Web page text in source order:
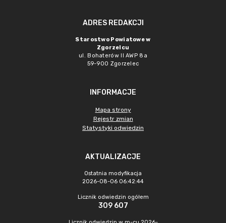
ADRES REDAKCJI
Starostwo Powiatowe w
Zgorzelcu
ul. Bohaterów II AWP 8a
59-900 Zgorzelec
INFORMACJE
Mapa strony
Rejestr zmian
Statystyki odwiedzin
AKTUALIZACJE
Ostatnia modyfikacja
2026-08-06 06:42:44
Licznik odwiedzin ogółem
309 607